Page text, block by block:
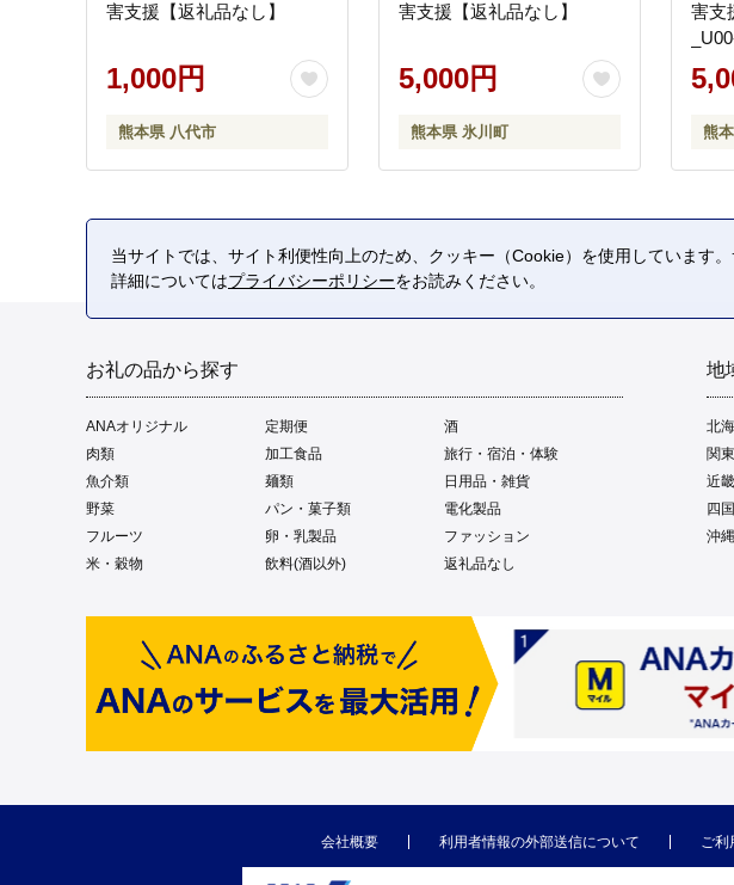
害支援【返礼品なし】
1,000円
熊本県 八代市
害支援【返礼品なし】
5,000円
熊本県 氷川町
害支
熊
お礼の品から探す
ANAオリジナル 定期便
酒
肉類
加工食品
旅行・宿泊・体験
魚介類
麺類
日用品・雑貨
野菜
パン・菓子類
電化製品
フルーツ
卵・乳製品
ファッション
米・穀物
飲料(酒以外) 返礼品なし
地
北
関
近
四
沖
会社概要 利用者情報の外部送信について ご利
当サイトでは、サイト利便性向上のため、クッキー（Cookie）を使用しています
詳細についてはプライバシーポリシーをお読みください。